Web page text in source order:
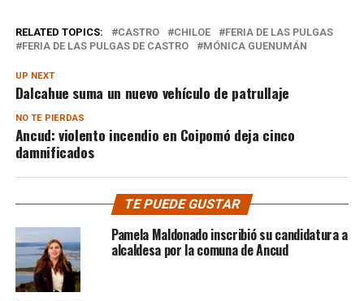
RELATED TOPICS: CASTRO CHILOE
FERIA DE LAS PULGAS
FERIA DE LAS PULGAS DE CASTRO
MÓNICA GUENUMÁN
UP NEXT
Dalcahue suma un nuevo vehículo de patrullaje
NO TE PIERDAS
Ancud: violento incendio en Coipomó deja cinco
damnificados
TE PUEDE GUSTAR
Pamela Maldonado inscribió su candidatura a
alcaldesa por la comuna de Ancud